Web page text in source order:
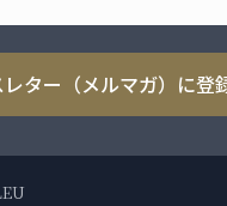
ター（メルマガ）に登